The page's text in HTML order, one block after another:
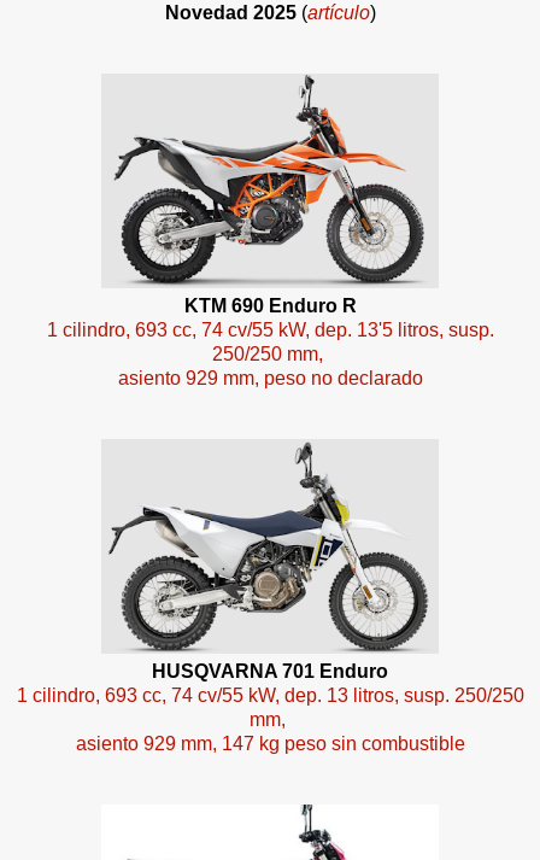
Novedad 2025(artículo)
KTM 690 Enduro R
1 cilindro, 693 cc, 74 cv/55 kW, dep. 13'5 litros, susp.
250/250 mm,
asiento 929 mm, peso no declarado
HUSQVARNA 701 Enduro
1 cilindro, 693 cc, 74 cv/55 kW, dep. 13 litros, susp. 250/250
mm,
asiento 929 mm, 147 kg peso sin combustible